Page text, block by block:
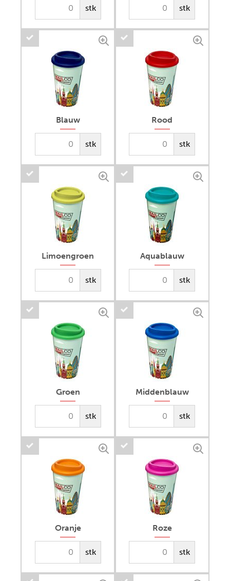
stk stk
Blauw
stk
Rood
stk
Limoengroen
stk
Aquablauw
stk
Groen
stk
Middenblauw
stk
Oranje
stk
Roze
stk